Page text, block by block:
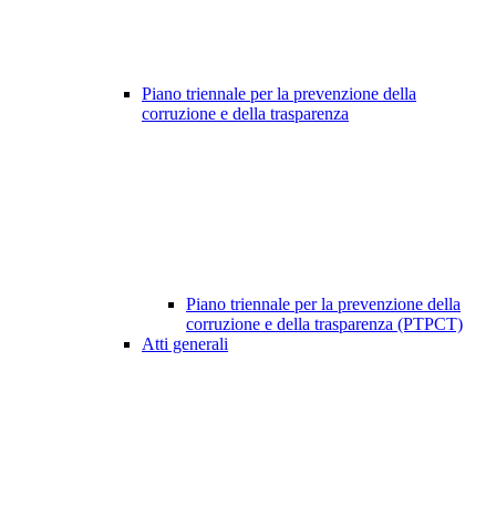
Piano triennale per la prevenzione della
corruzione e della trasparenza
Piano triennale per la prevenzione della
corruzione e della trasparenza (PTPCT)
Atti generali